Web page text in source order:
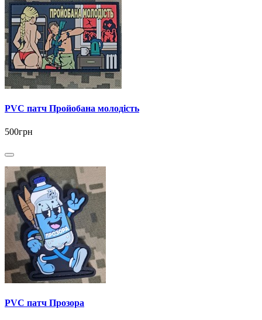
PVC патч Пройобана молодість
500грн
PVC патч Прозора